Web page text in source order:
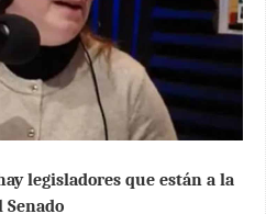
legisladores que están a la
Senado